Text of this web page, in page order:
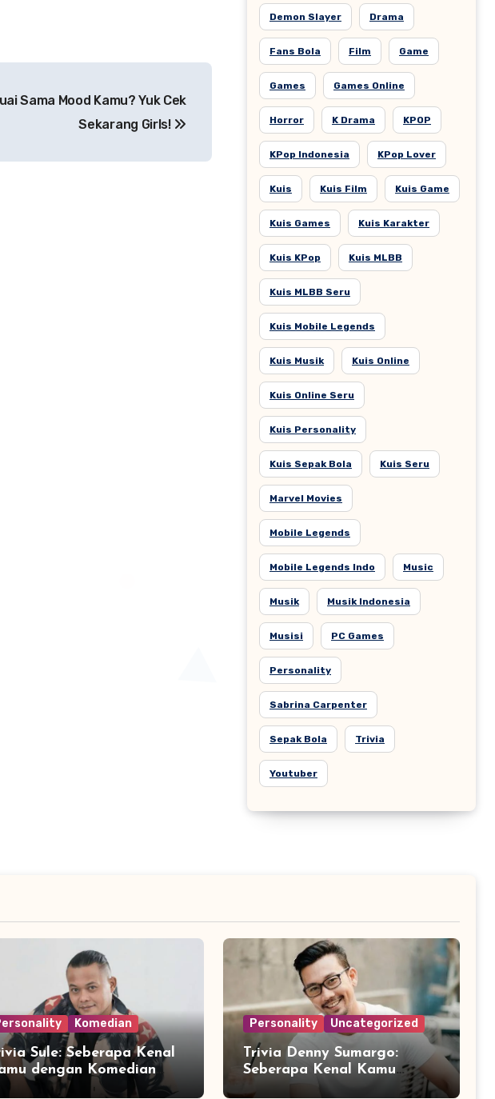
Sama Mood Kamu? Yuk Cek
Sekarang Girls!
Demon Slayer Drama
Fans Bola Film Game
Games Games Online
Horror K Drama KPOP
KPop Indonesia KPop Lover
Kuis Kuis Film Kuis Game
Kuis Games Kuis Karakter
Kuis KPop Kuis MLBB
Kuis MLBB Seru
Kuis Mobile Legends
Kuis Musik Kuis Online
Kuis Online Seru
Kuis Personality
Kuis Sepak Bola Kuis Seru
Marvel Movies
Mobile Legends
Mobile Legends Indo Music
Musik Musik Indonesia
Musisi PC Games
Personality
Sabrina Carpenter
Sepak Bola Trivia
Youtuber
Komedian
Sule: Seberapa Kenal
dengan Komedian
Indonesia?
Personality Uncategorized
Trivia Denny Sumargo:
Seberapa Kenal Kamu
dengan Sosok Densu?